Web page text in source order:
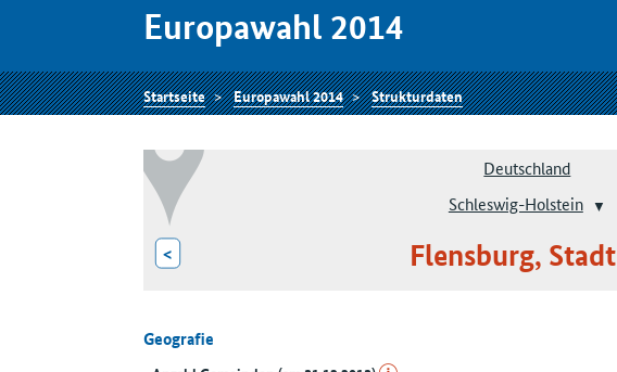
Europawahl 2014
Startseite Europawahl 2014 Strukturdaten
Deutschland
Schleswig-Holstein
< Flensburg, Stadt
Geografie